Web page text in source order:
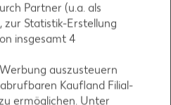
Partner (u.a. als
Statistik-Erstellung
insgesamt4
auszusteuern
Kaufland Filial-
ermöglichen. Unter